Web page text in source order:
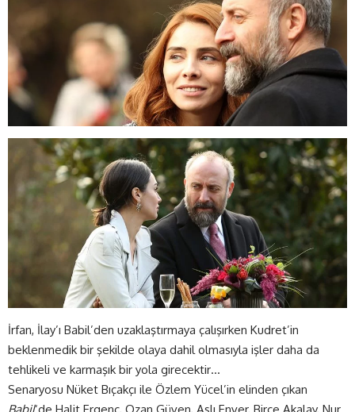
İrfan, İlay’ı Babil’den uzaklaştırmaya çalışırken Kudret’in
beklenmedik bir şekilde olaya dahil olmasıyla işler daha da
tehlikeli ve karmaşık bir yola girecektir…
Senaryosu Nüket Bıçakçı ile Özlem Yücel’in elinden çıkan